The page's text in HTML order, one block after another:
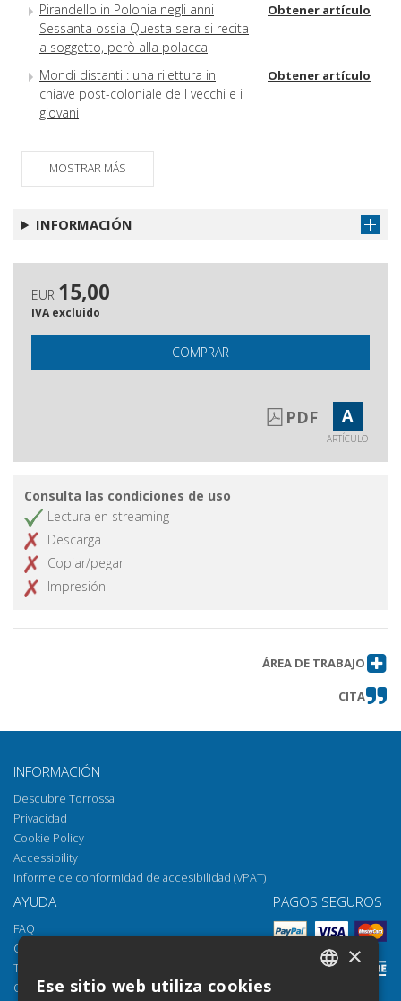
Pirandello in Polonia negli anni
Sessanta ossia Questa sera si recita
a soggetto, però alla polacca
Obtener artículo
Mondi distanti : una rilettura in
chiave post-coloniale de I vecchi e i
giovani
Obtener artículo
Schede
Il macello grande d'Europa, la morte
Obtener artículo
MOSTRAR MÁS
INFORMACIÓN
EUR 15,00
IVA excluido
COMPRAR
PDF A
ARTÍCULO
Consulta las condiciones de uso
Lectura en streaming
Descarga
Copiar/pegar
Impresión
ÁREA DE TRABAJO
CITA
INFORMACIÓN
Descubre Torrossa
Privacidad
Cookie Policy
Accessibility
Informe de conformidad de accesibilidad (VPAT)
AYUDA
FAQ
Cómo abrir los archivos
Torrossa Reader
Opciones de acceso
PAGOS SEGUROS
×
Ese sitio web utiliza cookies